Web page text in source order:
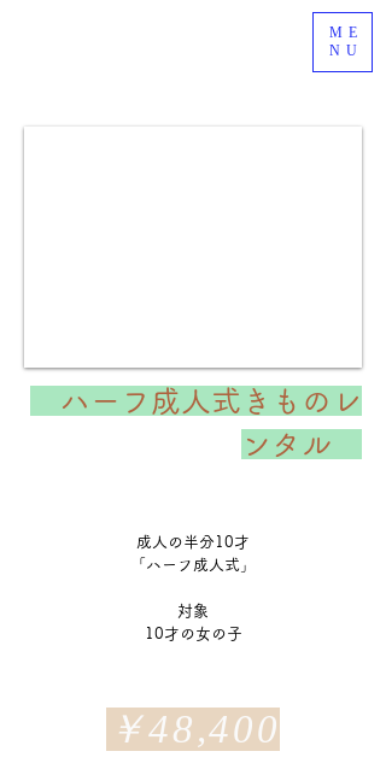
ME
NU
ハーフ成人式きものレ
ンタル
成人の半分10才
「ハーフ成人式」
対象
10才の女の子
​￥48,400